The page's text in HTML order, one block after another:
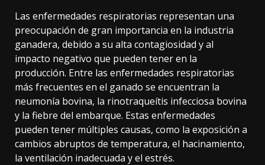
Las enfermedades respiratorias representan una
preocupación de gran importancia en la industria
ganadera, debido a su alta contagiosidad y al
impacto negativo que pueden tener en la
producción. Entre las enfermedades respiratorias
más frecuentes en el ganado se encuentran la
neumonía bovina, la rinotraqueítis infecciosa bovina
y la fiebre del embarque. Estas enfermedades
pueden tener múltiples causas, como la exposición a
cambios abruptos de temperatura, el hacinamiento,
la ventilación inadecuada y el estrés.